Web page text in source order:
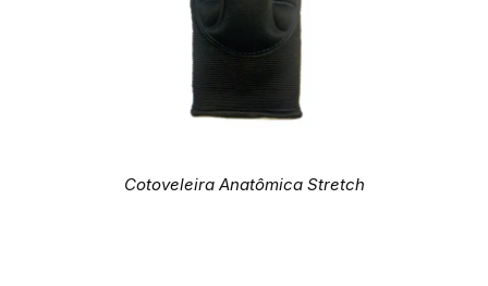
Cotoveleira Anatômica Stretch